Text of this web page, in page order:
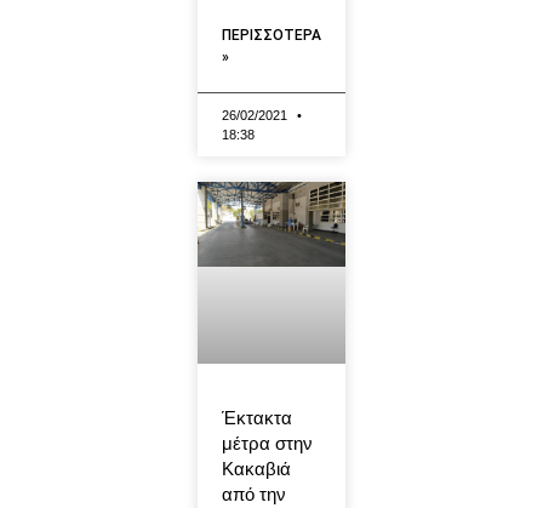
ΠΕΡΙΣΣΟΤΕΡΑ
»
26/02/2021
18:38
Έκτακτα
μέτρα στην
Κακαβιά
από την